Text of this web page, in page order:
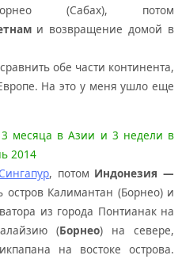
(Сабах), потом
и возвращение домой в
обе части континента,
На это у меня ушло еще
месяца в Азии и 3 недели в
2014
Сингапур, потом Индонезия —
остров Калимантан (Борнео) и
из города Понтианак на
(Борнео) на севере,
на востоке острова.